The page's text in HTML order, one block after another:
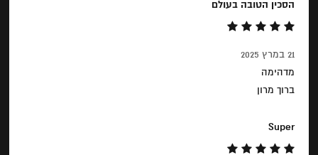
הסכין הטובה בעולם
21 במרץ 2025
מדהימה
ברוך מרון
Super